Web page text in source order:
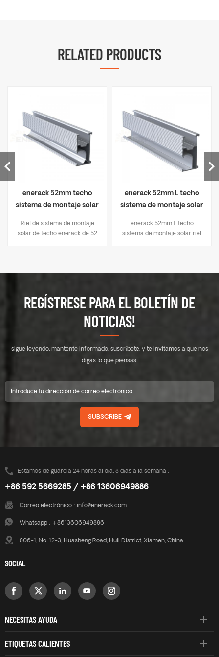
RELATED PRODUCTS
enerack 52mm techo
sistema de montaje solar
Riel de sistema de montaje
solar de techo enerack de 52
enerack 52mm L techo
sistema de montaje solar
enerack 52mm L techo
sistema de montaje solar riel
REGÍSTRESE PARA EL BOLETÍN DE
NOTICIAS!
sigue leyendo, mantente informado, suscríbete, y te invitamos a que nos
digas lo que piensas.
SUBSCRIBE
Estamos de guardia 24 horas al día, 8 días a la semana :
+86 592 5669285 / +86 13606949886
Correo electrónico : info@enerack.com
Whatsapp : +8613606949886
806-1, No. 12-3, Huasheng Road, Huli District, Xiamen, China
SOCIAL
NECESITAS AYUDA
ETIQUETAS CALIENTES